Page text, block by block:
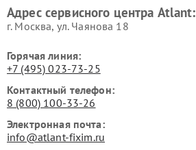
Адрес сервисного центра Atlant:
г. Москва, ул. Чаянова 18
Горячая линия:
+7 (495) 023-73-25
Контактный телефон:
8 (800) 100-33-26
Электронная почта:
info@atlant-fixim.ru